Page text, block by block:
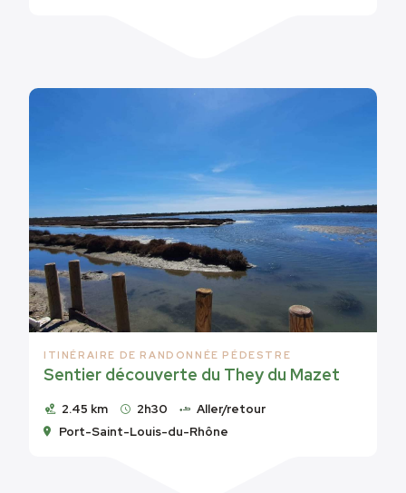
ITINÉRAIRE DE RANDONNÉE PÉDESTRE
Sentier découverte du They du Mazet
2.45 km 2h30
Aller/retour
Port-Saint-Louis-du-Rhône